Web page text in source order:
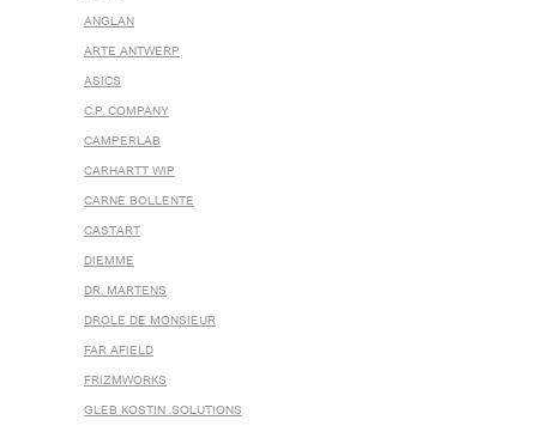
ANGLAN
ARTE ANTWERP
ASICS
C.P. COMPANY
CAMPERLAB
CARHARTT WIP
CARNE BOLLENTE
CASTART
DIEMME
DR. MARTENS
DROLE DE MONSIEUR
FAR AFIELD
FRIZMWORKS
GLEB KOSTIN .SOLUTIONS